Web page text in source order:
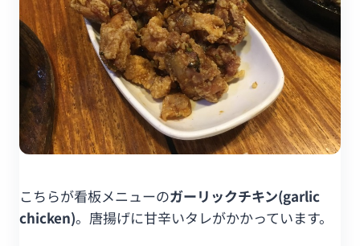
こちらが看板メニューのガーリックチキン(garlic
chicken)。唐揚げに甘辛いタレがかかっています。